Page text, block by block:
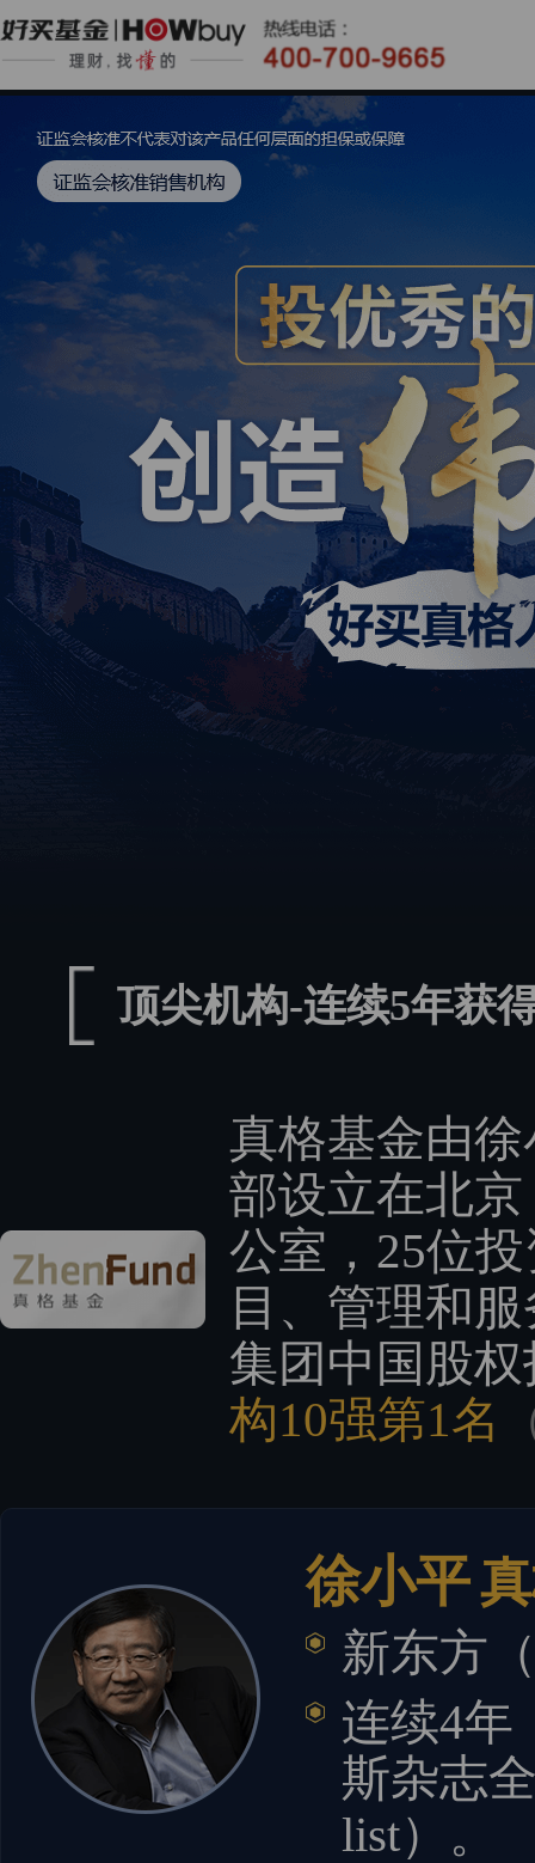
顶尖机构-连续5年获
真格基金由
部设立在北
公室，25位
目、管理和
集团中国股
构10强第1名
徐小平
新东方
连续4年
斯杂志
list）。